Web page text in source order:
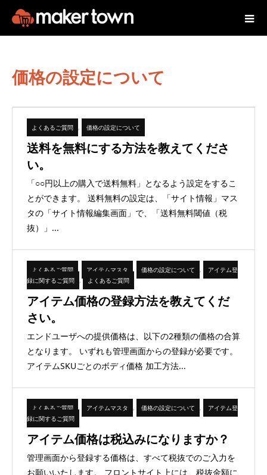
価格の設定について
よくあるご質問 , 価格の設定について
送料を無料にする方法を教えてくださ
い。
「○○円以上の購入で送料無料」となるよう設定をするこ
とができます。 送料無料の設定は、「サイト情報」マス
タの「サイト情報編集画面」で、「送料無料閾値（税
抜）」...
よくあるご質問 , アイテムマスタ , 価格の設定について ,
アイテム登
録に関するご質問
, よくあるご質問
アイテム価格の登録方法を教えてくだ
さい。
エンドユーザへの提供価格は、以下の2種類の価格の合算
となります。 いずれも管理画面からの登録が必要です。
アイテムSKUごとのボディ価格 加工方法...
よくあるご質問 , アイテムマスタ , 価格の設定について ,
アイテム登
録に関するご質問
アイテム価格は税込みになりますか？
管理画面から登録する価格は、すべて税抜でのご入力を
お願いいたします。 フロントサイト上には、税抜金額に